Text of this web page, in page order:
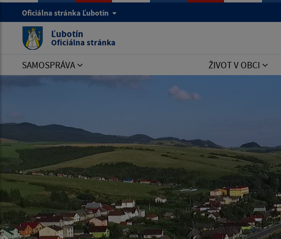
Oficiálna stránka Ľubotín
Ľubotín
Oficiálna stránka
SAMOSPRÁVA ŽIVOT V OBCI